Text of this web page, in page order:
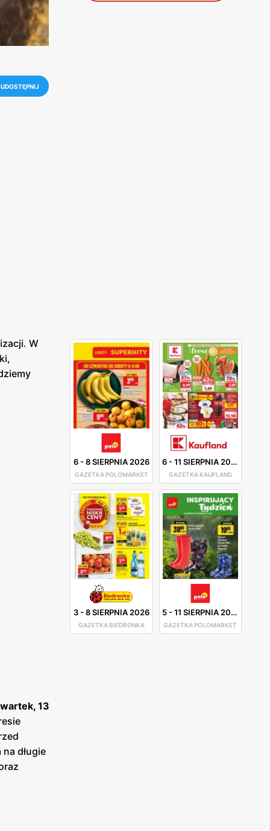
UDOSTĘPNIJ
6-8 SIERPNIA 2026
GAZETKA POLOMARKET
6-11 SIERPNIA 2026
GAZETKA KAUFLAND
3-8 SIERPNIA 2026
GAZETKA BIEDRONKA
5-11 SIERPNIA 2026
GAZETKA POLOMARKET
W
13
długie